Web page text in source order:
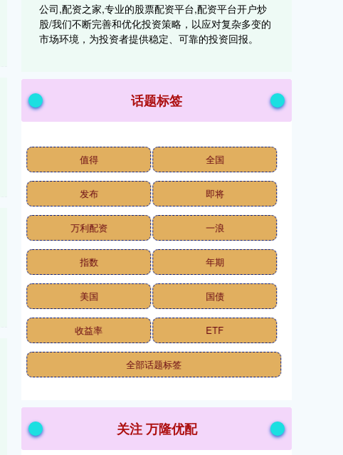
公司,配资之家,专业的股票配资平台,配资平台开户炒
股/我们不断完善和优化投资策略，以应对复杂多变的
市场环境，为投资者提供稳定、可靠的投资回报。
话题标签
值得 全国
发布 即将
万利配资 一浪
指数 年期
美国 国债
收益率 ETF
全部话题标签
关注 万隆优配